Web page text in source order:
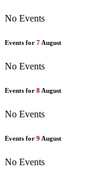
No Events
Events for 7 August
No Events
Events for 8 August
No Events
Events for 9 August
No Events